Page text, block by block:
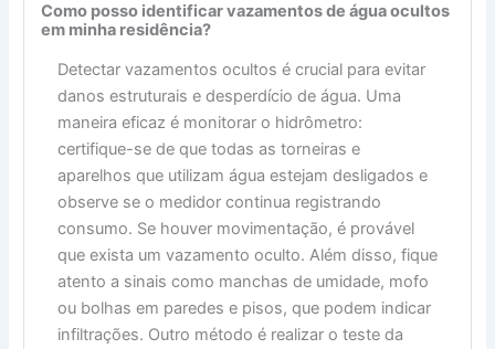
Como posso identificar vazamentos de água ocultos
em minha residência?
Detectar vazamentos ocultos é crucial para evitar
danos estruturais e desperdício de água. Uma
maneira eficaz é monitorar o hidrômetro:
certifique-se de que todas as torneiras e
aparelhos que utilizam água estejam desligados e
observe se o medidor continua registrando
consumo. Se houver movimentação, é provável
que exista um vazamento oculto. Além disso, fique
atento a sinais como manchas de umidade, mofo
ou bolhas em paredes e pisos, que podem indicar
infiltrações. Outro método é realizar o teste da